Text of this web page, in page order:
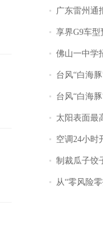
广东雷州通报“特殊教
享界G9车型
佛山一中学招聘物理教师
台风“白海豚”
台风“白海豚”加
太阳表面最
空调24小时
制裁瓜子饺
从“零风险零投入”到负债